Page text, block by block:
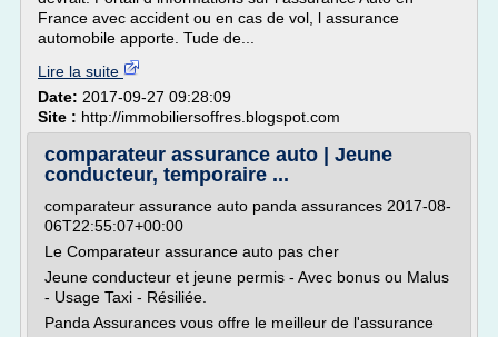
France avec accident ou en cas de vol, l assurance
automobile apporte. Tude de...
Lire la suite
Date: 2017-09-27 09:28:09
Site : http://immobiliersoffres.blogspot.com
comparateur assurance auto | Jeune
conducteur, temporaire ...
comparateur assurance auto panda assurances 2017-08-
06T22:55:07+00:00
Le Comparateur assurance auto pas cher
Jeune conducteur et jeune permis - Avec bonus ou Malus
- Usage Taxi - Résiliée.
Panda Assurances vous offre le meilleur de l'assurance